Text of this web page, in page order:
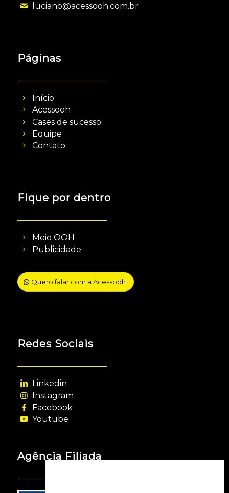
luciano@acessooh.com.br
Páginas
Início
Acessooh
Cases de sucesso
Equipe
Contato
Fique por dentro
Meio OOH
Publicidade
Quero falar com a Acessooh
Redes Sociais
Linkedin
Instagram
Facebook
Youtube
Agência Filiada